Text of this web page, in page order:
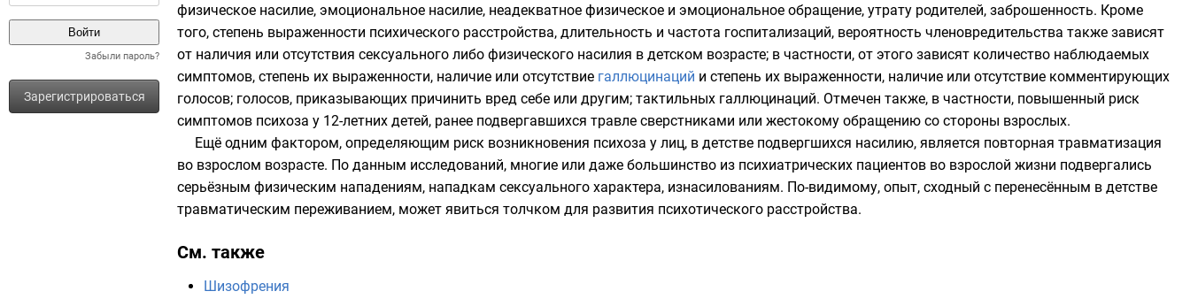
Забыли пароль?
Зарегистрироваться
физическое насилие, эмоциональное насилие, неадекватное физическое и эмоциональное обращение, утрату родителей, заброшенность. Кроме
того, степень выраженности психического расстройства, длительность и частота госпитализаций, вероятность членовредительства также зависят
от наличия или отсутствия сексуального либо физического насилия в детском возрасте; в частности, от этого зависят количество наблюдаемых
симптомов, степень их выраженности, наличие или отсутствие галлюцинаций и степень их выраженности, наличие или отсутствие комментирующих
голосов; голосов, приказывающих причинить вред себе или другим; тактильных галлюцинаций. Отмечен также, в частности, повышенный риск
симптомов психоза у 12-летних детей, ранее подвергавшихся травле сверстниками или жестокому обращению со стороны взрослых.
Ещё одним фактором, определяющим риск возникновения психоза у лиц, в детстве подвергшихся насилию, является повторная травматизация
во взрослом возрасте. По данным исследований, многие или даже большинство из психиатрических пациентов во взрослой жизни подвергались
серьёзным физическим нападениям, нападкам сексуального характера, изнасилованиям. По-видимому, опыт, сходный с перенесённым в детстве
травматическим переживанием, может явиться толчком для развития психотического расстройства.
См. также
Шизофрения